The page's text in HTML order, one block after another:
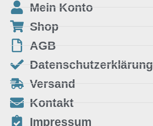
Mein Konto
Shop
AGB
Datenschutzerklärung
Versand
Kontakt
Impressum